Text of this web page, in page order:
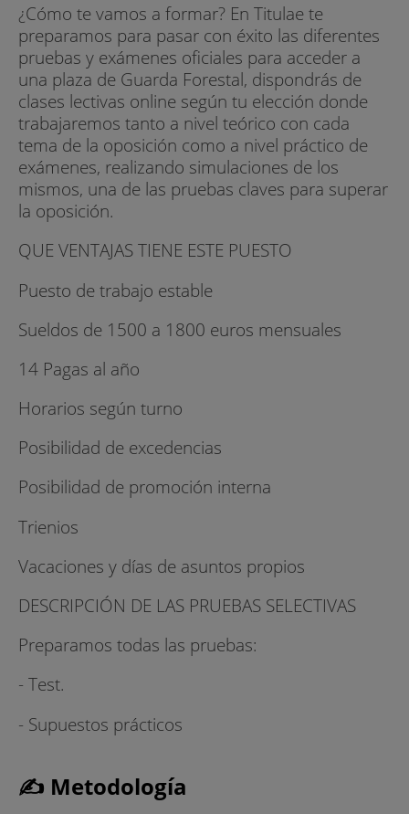
¿Cómo te vamos a formar? En Titulae te
preparamos para pasar con éxito las diferentes
pruebas y exámenes oficiales para acceder a
una plaza de Guarda Forestal, dispondrás de
clases lectivas online según tu elección donde
trabajaremos tanto a nivel teórico con cada
tema de la oposición como a nivel práctico de
exámenes, realizando simulaciones de los
mismos, una de las pruebas claves para superar
la oposición.
QUE VENTAJAS TIENE ESTE PUESTO
Puesto de trabajo estable
Sueldos de 1500 a 1800 euros mensuales
14 Pagas al año
Horarios según turno
Posibilidad de excedencias
Posibilidad de promoción interna
Trienios
Vacaciones y días de asuntos propios
DESCRIPCIÓN DE LAS PRUEBAS SELECTIVAS
Preparamos todas las pruebas:
- Test.
- Supuestos prácticos
✍ Metodología